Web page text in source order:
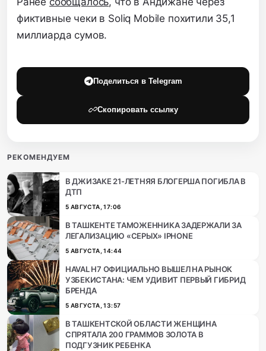
фиктивные чеки в Soliq Mobile похитили 35,1
миллиарда сумов.
Поделиться в Telegram
Скопировать ссылку
РЕКОМЕНДУЕМ
В ДЖИЗАКЕ 21-ЛЕТНЯЯ БЛОГЕРША ПОГИБЛА В
ДТП
5 АВГУСТА, 17:06
В ТАШКЕНТЕ ТАМОЖЕННИКА ЗАДЕРЖАЛИ ЗА
ЛЕГАЛИЗАЦИЮ «СЕРЫХ» IPHONE
5 АВГУСТА, 14:44
HAVAL H7 ОФИЦИАЛЬНО ВЫШЕЛ НА РЫНОК
УЗБЕКИСТАНА: ЧЕМ УДИВИТ ПЕРВЫЙ ГИБРИД
БРЕНДА
5 АВГУСТА, 13:57
В ТАШКЕНТСКОЙ ОБЛАСТИ ЖЕНЩИНА
СПРЯТАЛА 200 ГРАММОВ ЗОЛОТА В
ПОДГУЗНИК РЕБЕНКА